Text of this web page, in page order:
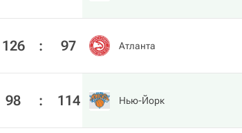
126 : 97 Атланта
98 : 114 Нью-Йорк